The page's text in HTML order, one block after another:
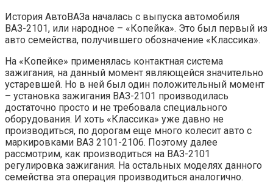
История АвтоВАЗа началась с выпуска автомобиля
ВАЗ-2101, или народное – «Копейка». Это был первый из
авто семейства, получившего обозначение «Классика».
На «Копейке» применялась контактная система
зажигания, на данный момент являющейся значительно
устаревшей. Но в ней был один положительный момент
– установка зажигания ВАЗ-2101 производилась
достаточно просто и не требовала специального
оборудования. И хоть «Классика» уже давно не
производиться, по дорогам еще много колесит авто с
маркировками ВАЗ 2101-2106. Поэтому далее
рассмотрим, как производиться на ВАЗ-2101
регулировка зажигания. На остальных моделях данного
семейства эта операция производиться аналогично.